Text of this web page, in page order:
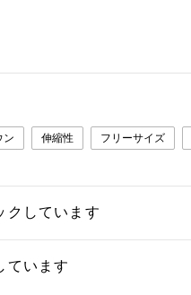
ン 伸縮性 フリーサイズ
クしています
ています